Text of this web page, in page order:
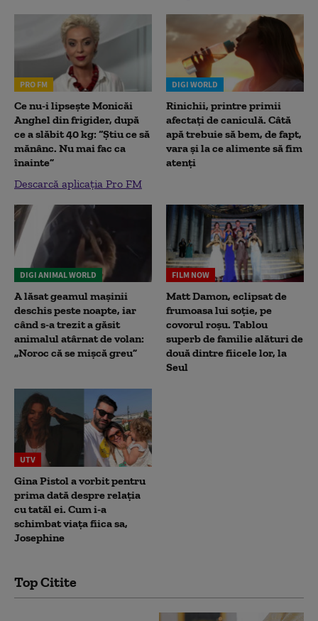
PRO FM
Ce nu-i lipsește Monicăi
Anghel din frigider, după
ce a slăbit 40 kg: “Știu ce să
mănânc. Nu mai fac ca
înainte”
Descarcă aplicația Pro FM
DIGI WORLD
Rinichii, printre primii
afectați de caniculă. Câtă
apă trebuie să bem, de fapt,
vara și la ce alimente să fim
atenți
DIGI ANIMAL WORLD
A lăsat geamul mașinii
deschis peste noapte, iar
când s-a trezit a găsit
animalul atârnat de volan:
„Noroc că se mișcă greu”
FILM NOW
Matt Damon, eclipsat de
frumoasa lui soție, pe
covorul roșu. Tablou
superb de familie alături de
două dintre fiicele lor, la
Seul
UTV
Gina Pistol a vorbit pentru
prima dată despre relația
cu tatăl ei. Cum i-a
schimbat viața fiica sa,
Josephine
Top Citite